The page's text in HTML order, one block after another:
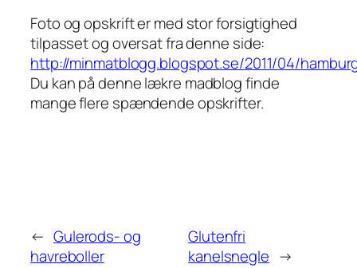
Foto og opskrift er med stor forsigtighed
tilpasset og oversat fra denne side:
http://minmatblogg.blogspot.se/2011/04/
Du kan på denne lækre madblog finde
mange flere spændende opskrifter.
← Gulerods- og
havreboller
Glutenfri
kanelsnegle →